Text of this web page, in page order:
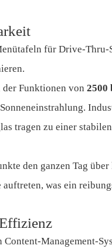
für Drive-Thru-
Funktionen von 2500
tragen zu einer
den ganzen Tag
was ein
Management-